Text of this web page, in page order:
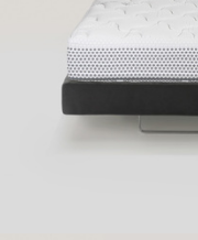
Prestieradlá